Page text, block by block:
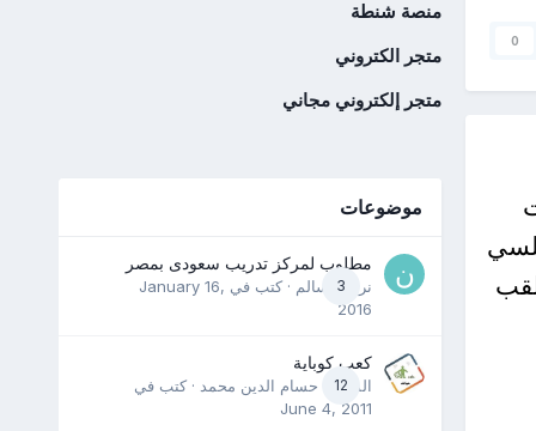
0
منصة شنطة
متجر الكتروني
متجر إلكتروني مجاني
موضوعات
3
مطلوب لمركز تدريب سعودى بمصر
نرمين سالم · كتب في January 16,
2016
12
كعب كوباية
المدرب حسام الدين محمد · كتب في
June 4, 2011